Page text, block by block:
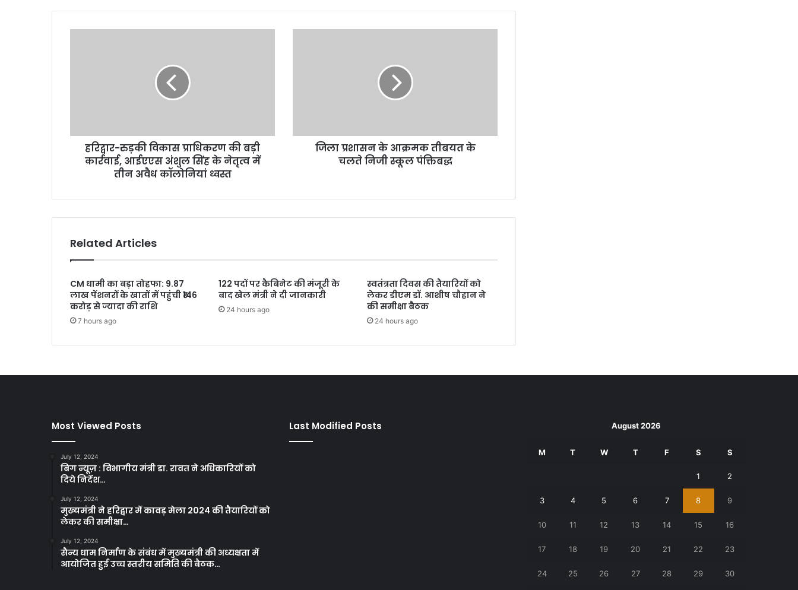
अंशुल
तीन
हरिद्वार-रुड़की विकास प्राधिकरण की बड़ी
कार्रवाई, आईएएस अंशुल सिंह के नेतृत्व में
तीन अवैध कॉलोनियां ध्वस्त
स्कूल
जिला प्रशासन के आक्रमक तीबयत के
चलते निजी स्कूल पंक्तिबद्ध
Related Articles
CM धामी का बड़ा तोहफा: 9.87
लाख पेंशनरों के खातों में पहुंची ₹146
करोड़ से ज्यादा की राशि
7 hours ago
122 पदों पर कैबिनेट की मंजूरी के
बाद खेल मंत्री ने दी जानकारी
24 hours ago
स्वतंत्रता दिवस की तैयारियों को
लेकर डीएम डॉ. आशीष चौहान ने
की समीक्षा बैठक
24 hours ago
Most Viewed Posts
July 12, 2024
बिग न्यूज़ : विभागीय मंत्री डा. रावत ने अधिकारियों को
दिये निर्देश…
July 12, 2024
मुख्यमंत्री ने हरिद्वार में कावड़ मेला 2024 की तैयारियों को
लेकर की समीक्षा…
July 12, 2024
सैन्य धाम निर्माण के संबंध में मुख्यमंत्री की अध्यक्षता में
आयोजित हुई उच्च स्तरीय समिति की बैठक…
Last Modified Posts August 2026
M T W T F S S
1 2
3 4 5 6 7 8 9
10 11 12 13 14 15 16
17 18 19 20 21 22 23
24 25 26 27 28 29 30